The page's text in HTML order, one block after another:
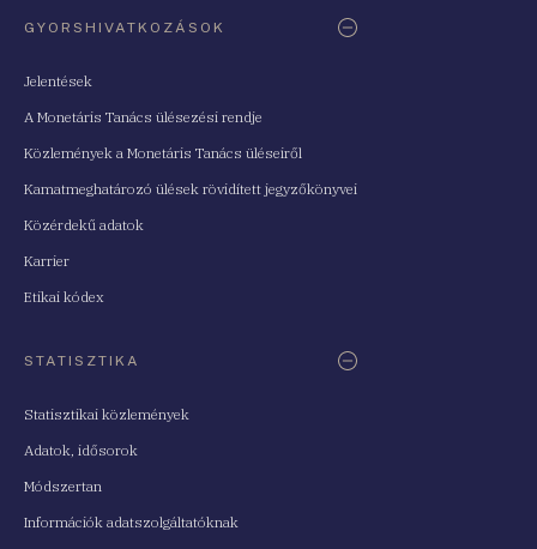
GYORSHIVATKOZÁSOK
Jelentések
A Monetáris Tanács ülésezési rendje
Közlemények a Monetáris Tanács üléseiről
Kamatmeghatározó ülések rövidített jegyzőkönyvei
Közérdekű adatok
Karrier
Etikai kódex
STATISZTIKA
Statisztikai közlemények
Adatok, idősorok
Módszertan
Információk adatszolgáltatóknak